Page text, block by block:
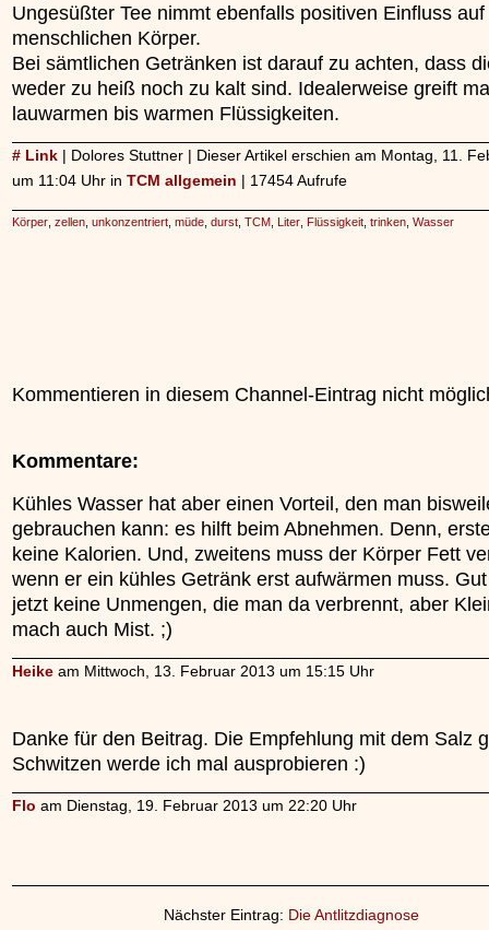
Ungesüßter Tee nimmt ebenfalls positiven Einfluss
menschlichen Körper.
Bei sämtlichen Getränken ist darauf zu achten, dass
weder zu heiß noch zu kalt sind. Idealerweise greift
lauwarmen bis warmen Flüssigkeiten.
# Link | Dolores Stuttner | Dieser Artikel erschien am Montag, 11.
um 11:04 Uhr in TCM allgemein | 17454 Aufrufe
Körper zellen unkonzentriert müde durst TCM Liter Flüssigkeit trinken Wasser
Kommentieren in diesem Channel-Eintrag nicht
Kommentare:
Kühles Wasser hat aber einen Vorteil, den man
gebrauchen kann: es hilft beim Abnehmen. Denn,
keine Kalorien. Und, zweitens muss der Körper Fett
wenn er ein kühles Getränk erst aufwärmen muss.
jetzt keine Unmengen, die man da verbrennt, aber
mach auch Mist. ;)
Heike am Mittwoch, 13. Februar 2013 um 15:15 Uhr
Danke für den Beitrag. Die Empfehlung mit dem Salz
Schwitzen werde ich mal ausprobieren :)
Flo am Dienstag, 19. Februar 2013 um 22:20 Uhr
Nächster Eintrag: Die Antlitzdiagnose